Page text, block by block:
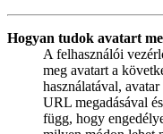
Hogyan tudok avatart
A felhasználói
meg avatart a
használatával,
URL megadásával
függ, hogy